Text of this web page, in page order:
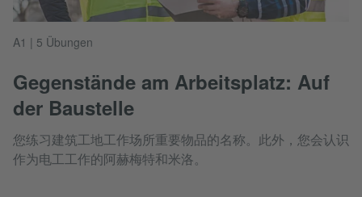
A1 | 5 Übungen
Gegenstände am Arbeitsplatz: Auf
der Baustelle
您练习建筑工地工作场所重要物品的名称。此外，您会认识
作为电工工作的阿赫梅特和米洛。